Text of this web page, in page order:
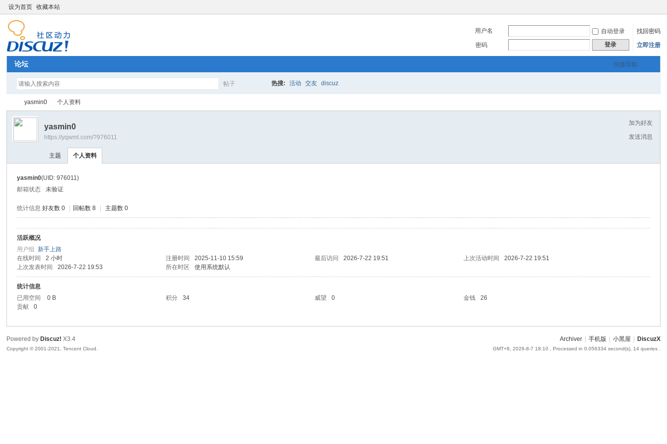
设为首页 收藏本站
用户名 自动登录
找回密码
密码
登录 立即注册
快捷导航
论坛
帖子 热搜: 活动 交友 discuz
uz!
›
yasmin0 个人资料
加为好友
发送消息
yasmin0
https://yqwml.com/?976011
主题 个人资料
yasmin0(UID: 976011)
邮箱状态
未验证
统计信息 好友数 0 回帖数 8 主题数 0
活跃概况
用户组新手上路
在线时间
2 小时 注册时间 2025-11-10 15:59 最后访问 2026-7-22 19:51 上次活动时间
2026-7-22 19:51
上次发表时间
2026-7-22 19:53 所在时区 使用系统默认
统计信息
已用空间
0 B 积分 34 威望 0 金钱
26
贡献
0
Archiver 手机版 小黑屋 DiscuzX
GMT+8, 2026-8-7 18:10 , Processed in 0.056334 second(s), 14 queries .
Powered by Discuz! X3.4
Copyright © 2001-2021, Tencent Cloud.